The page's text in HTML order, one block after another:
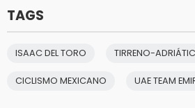
TAGS
ISAAC DEL TORO TIRRENO-
CICLISMO MEXICANO UAE TEAM